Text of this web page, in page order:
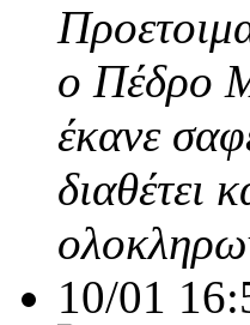
ο Πέδρο
έκανε
διαθέτει
10/01